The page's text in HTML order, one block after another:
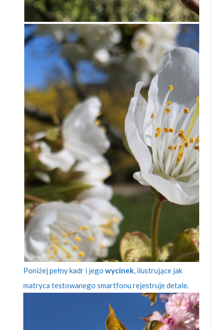
Poniżej pełny kadr i jego wycinek, ilustrujące jak
matryca testowanego smartfonu rejestruje detale.